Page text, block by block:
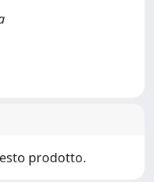
prodotto.